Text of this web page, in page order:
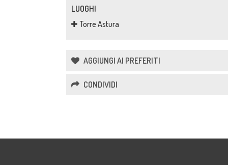
LUOGHI
Torre Astura
AGGIUNGI AI PREFERITI
CONDIVIDI